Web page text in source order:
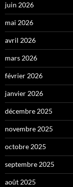
juin 2026
mai 2026
avril 2026
mars 2026
février 2026
janvier 2026
décembre 2025
novembre 2025
octobre 2025
septembre 2025
août 2025